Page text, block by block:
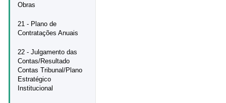
Obras
21 - Plano de
Contratações Anuais
22 - Julgamento das
Contas/Resultado
Contas Tribunal/Plano
Estratégico
Institucional